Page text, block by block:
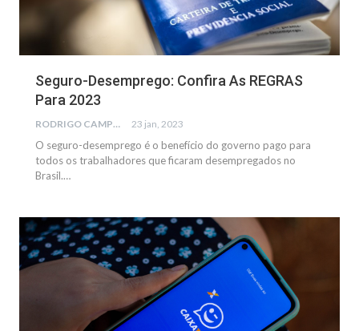
Seguro-Desemprego: Confira As REGRAS
Para 2023
RODRIGO CAMPOS 23 jan, 2023
O seguro-desemprego é o benefício do governo pago para
todos os trabalhadores que ficaram desempregados no
Brasil.…
NOTÍCIAS